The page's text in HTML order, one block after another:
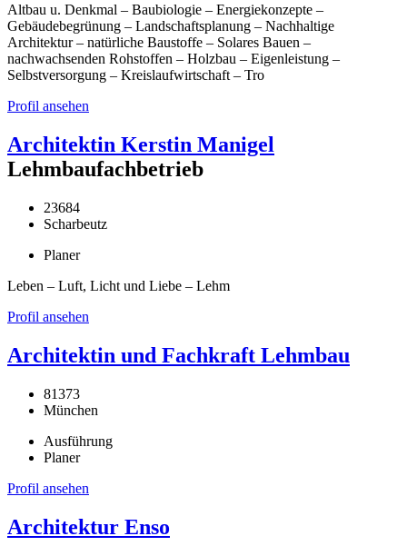
Altbau u. Denkmal – Baubiologie – Energiekonzepte –
Gebäudebegrünung – Landschaftsplanung – Nachhaltige
Architektur – natürliche Baustoffe – Solares Bauen –
nachwachsenden Rohstoffen – Holzbau – Eigenleistung –
Selbstversorgung – Kreislaufwirtschaft – Tro
Profil ansehen
Architektin Kerstin Manigel
Lehmbaufachbetrieb
23684
Scharbeutz
Planer
Leben – Luft, Licht und Liebe – Lehm
Profil ansehen
Architektin und Fachkraft Lehmbau
81373
München
Ausführung
Planer
Profil ansehen
Architektur Enso